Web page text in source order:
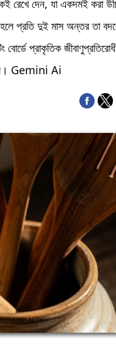
রেখে দেন, যা একদমই করা
হলে প্রতি দুই মাস অন্তর তা
বোর্ডে প্রাকৃতিক
Gemini Ai